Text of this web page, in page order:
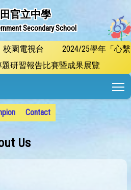
官立中學
Secondary School
校園電視台
2024/25學年「心繫
研習報告比賽暨成果展覽
Contact
Us